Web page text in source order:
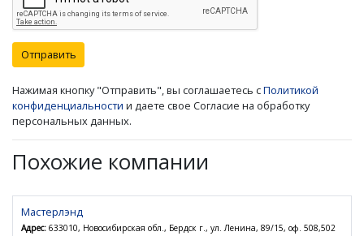
Отправить
Нажимая кнопку "Отправить", вы соглашаетесь сПолитикой
конфиденциальности и даете свое Согласие на обработку
персональных данных.
Похожие компании
Мастерлэнд
Адрес: 633010, Новосибирская обл., Бердск г., ул. Ленина, 89/15, оф. 508,502